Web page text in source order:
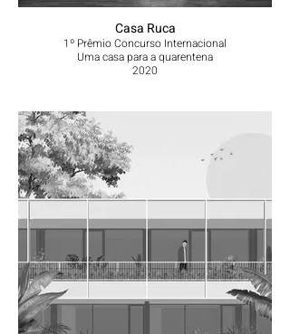
Casa Ruca
1º Prêmio Concurso Internacional
Uma casa para a quarentena
2020